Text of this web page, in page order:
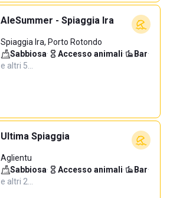
AleSummer - Spiaggia Ira
Spiaggia Ira, Porto Rotondo
Sabbiosa· Accesso animali· Bar·
e altri 5…
Ultima Spiaggia
Aglientu
Sabbiosa· Accesso animali· Bar·
e altri 2…